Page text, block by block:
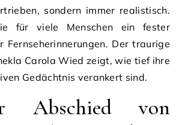
sondern immer realistisch.
für viele Menschen ein fester
Fernseherinnerungen. Der traurige
Carola Wied zeigt, wie tief ihre
Gedächtnis verankert sind.
Abschied von